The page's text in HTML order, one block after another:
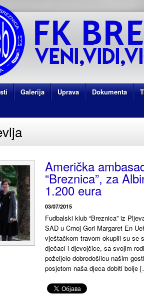
Galerija Uprava Dokumenta
Američka
“Breznica”, za
1.200 eura
03/07/2015
Fudbalski klub “Breznica” iz
SAD u Crnoj Gori Margaret En
vještačkom travom okupili su se
dječaci i djevojčice, sa svojim
poželjelo dobrodošlicu našim
posjetom naša djeca dobiti bolje